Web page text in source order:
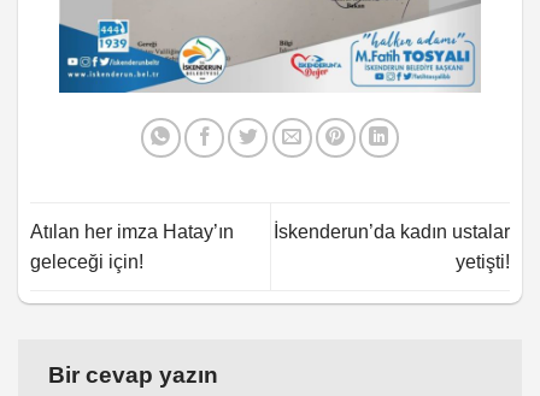
Atılan her imza Hatay’ın
geleceği için!
İskenderun’da kadın ustalar
yetişti!
Bir cevap yazın